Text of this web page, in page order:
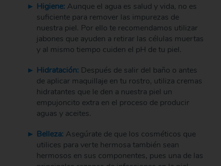
Higiene: Aunque el agua es salud y vida, no es
suficiente para remover las impurezas de
nuestra piel. Por ello te recomendamos utilizar
jabones que ayuden a retirar las células muertas
y al mismo tiempo cuiden el pH de tu piel.
Hidratación: Después de salir del baño o antes
de aplicar maquillaje en tu rostro, utiliza cremas
hidratantes que le den a nuestra piel un
empujoncito extra en el proceso de producir
aguas y aceites.
Belleza: Asegúrate de que los cosméticos que
utilices para verte hermosa también sean
hermosos en sus componentes, pues una de las